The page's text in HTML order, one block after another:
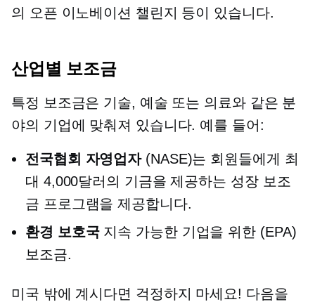
의 오픈 이노베이션 챌린지 등이 있습니다.
산업별 보조금
특정 보조금은 기술, 예술 또는 의료와 같은 분
야의 기업에 맞춰져 있습니다. 예를 들어:
전국협회 자영업자(NASE)는 회원들에게 최
대 4,000달러의 기금을 제공하는 성장 보조
금 프로그램을 제공합니다.
환경 보호국지속 가능한 기업을 위한 (EPA)
보조금.
미국 밖에 계시다면 걱정하지 마세요! 다음을